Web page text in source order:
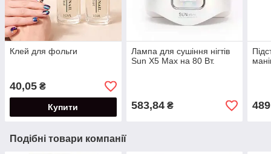
Клей для фольги
40,05 ₴
Купити
Лампа для сушіння нігтів
Sun X5 Max на 80 Вт.
583,84₴
Подібні товари компанії